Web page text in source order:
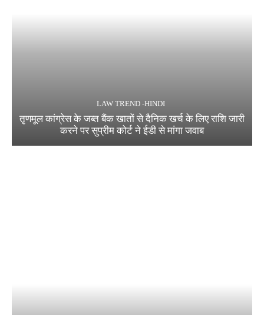
LAW TREND -HINDI
तृणमूल कांग्रेस के जब्त बैंक खातों से दैनिक खर्च के लिए राशि जारी
करने पर सुप्रीम कोर्ट ने ईडी से मांगा जवाब